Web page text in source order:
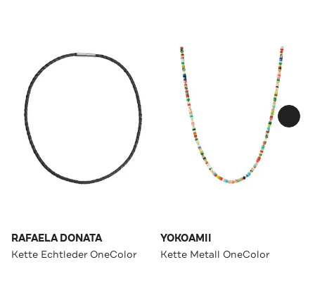
RAFAELA DONATA
Kette Echtleder OneColor
YOKOAMII
Kette Metall OneColor